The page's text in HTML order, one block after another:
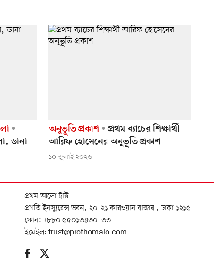
ডানা
অনুভূতি প্রকাশ
প্রথম ব্যাচের শিক্ষার্থী
আরিফ হোসেনের অনুভূতি প্রকাশ
১০ জুলাই ২০২৬
প্রথম আলো ট্রাস্ট
প্রগতি ইনস্যুরেন্স ভবন, ২০-২১ কারওয়ান বাজার , ঢাকা ১২১৫
ফোন: +৮৮০ ৫৫০১৩৪৩০–৩৩
ইমেইল: trust@prothomalo.com